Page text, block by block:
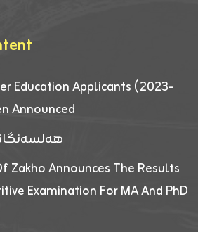
Education Applicants (2023-
Announced
Zakho Announces The Results
Examination For MA And PhD